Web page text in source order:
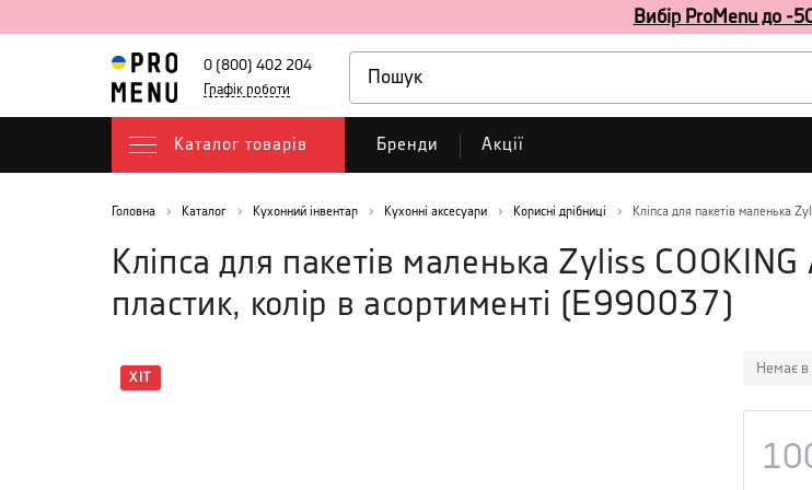
Вибір ProMenu до -
0 (800) 402 204
Графік роботи
Каталог товарів Бренди Акції
Головна Каталог Кухонний інвентар Кухонні аксесуари Корисні дрібниці Кліпса для пакетів маленька
Кліпса для пакетів маленька Zyliss COOKING
пластик, колір в асортименті ( E990037 )
ХІТ
Немає в